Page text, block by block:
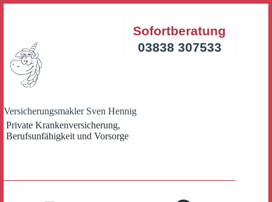
Versicherungsmakler Sven Hennig
Private Krankenversicherung,
Berufsunfähigkeit und Vorsorge
Sofortberatung
03838 307533